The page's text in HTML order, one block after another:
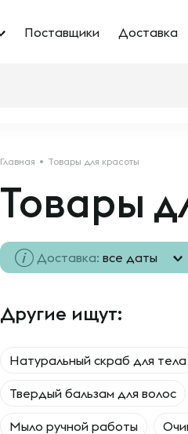
Поставщики Доставка
Главная Товары для красоты
Товары
Доставка: все даты
Другие ищут:
Натуральный скраб для тела
Твердый бальзам для волос
Мыло ручной работы